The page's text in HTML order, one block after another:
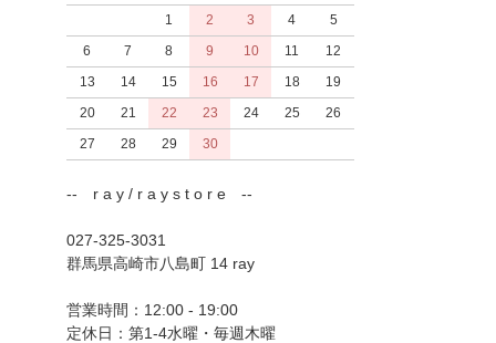
1
2 3 4
5
6
7 8 9 10 11
12
13
14 15 16 17 18
19
20
21 22 23 24 25
26
27
28 29 30
-- r a y / r a y s t o r e --
027-325-3031
群馬県高崎市八島町 14 ray
営業時間：12:00 - 19:00
定休日：第1-4水曜・毎週木曜